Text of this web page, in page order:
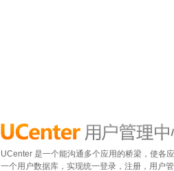
UCenter 是一个能沟通多个应用的桥梁，使各
一个用户数据库，实现统一登录，注册，用户